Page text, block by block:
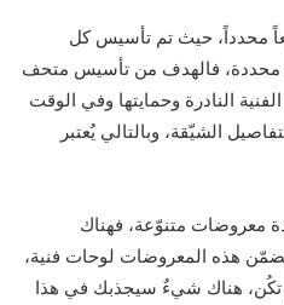
محدداً، حيث تم تأسيس كل
فالهدف من تأسيس متحف
النادرة وحمايتها وفي الوقت
الشيّقة، وبالتالي يُعتبر
معروضات متنوّعة، فهناك
هذه المعروضات لوحات فنية،
تكُن، هناك شيءٌ سيجذبك في هذا